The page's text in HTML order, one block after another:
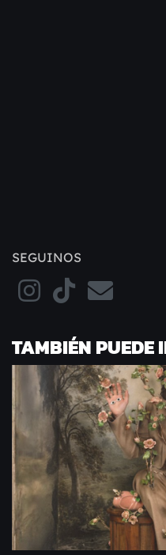
SEGUINOS
TAMBIÉN PUEDE